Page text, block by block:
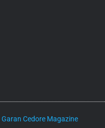
Garan Cedore Magazine